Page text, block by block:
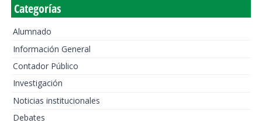
Categorías
Alumnado
Información General
Contador Público
Investigación
Noticias institucionales
Debates